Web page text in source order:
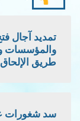
تمديد آجال
والمؤسسات
طريق الإلحاق
سد شغورات